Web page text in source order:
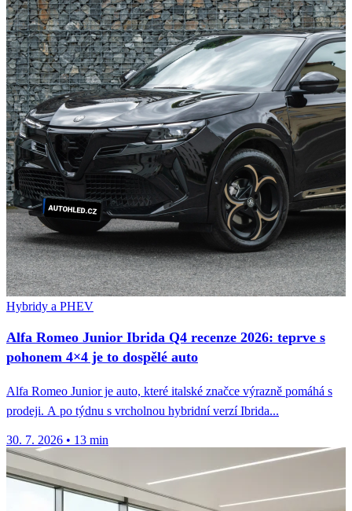
Hybridy a PHEV
Alfa Romeo Junior Ibrida Q4 recenze 2026: teprve s
pohonem 4×4 je to dospělé auto
Alfa Romeo Junior je auto, které italské značce výrazně pomáhá s
prodeji. A po týdnu s vrcholnou hybridní verzí Ibrida...
30. 7. 2026 • 13 min